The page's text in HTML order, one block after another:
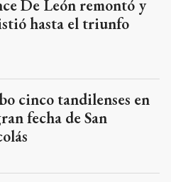
De León remontó y
hasta el triunfo
cinco tandilenses en
fecha de San